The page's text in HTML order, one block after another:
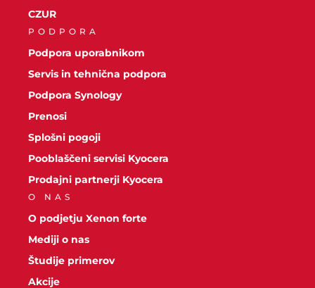
CZUR
PODPORA
Podpora uporabnikom
Servis in tehnična podpora
Podpora Synology
Prenosi
Splošni pogoji
Pooblaščeni servisi Kyocera
Prodajni partnerji Kyocera
O NAS
O podjetju Xenon forte
Mediji o nas
Študije primerov
Akcije